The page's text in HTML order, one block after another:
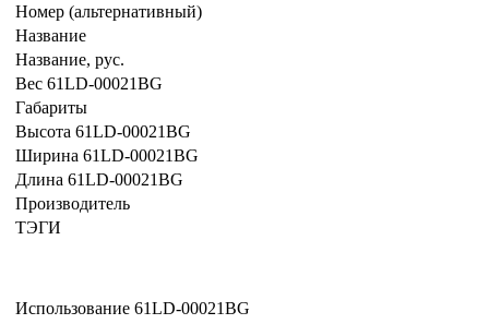
Номер (альтернативный)
Название
Название, рус.
Вес 61LD-00021BG
Габариты
Высота 61LD-00021BG
Ширина 61LD-00021BG
Длина 61LD-00021BG
Производитель
ТЭГИ
Использование 61LD-00021BG